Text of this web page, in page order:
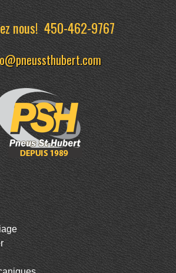
nous!450-462-9767